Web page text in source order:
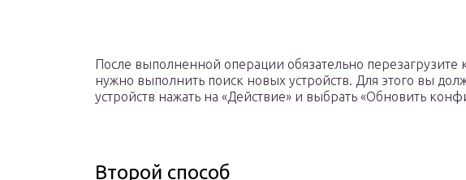
После выполненной операции обязательно
нужно выполнить поиск новых устройств. Для этого вы
устройств нажать на «Действие» и выбрать «Обновить
Второй способ